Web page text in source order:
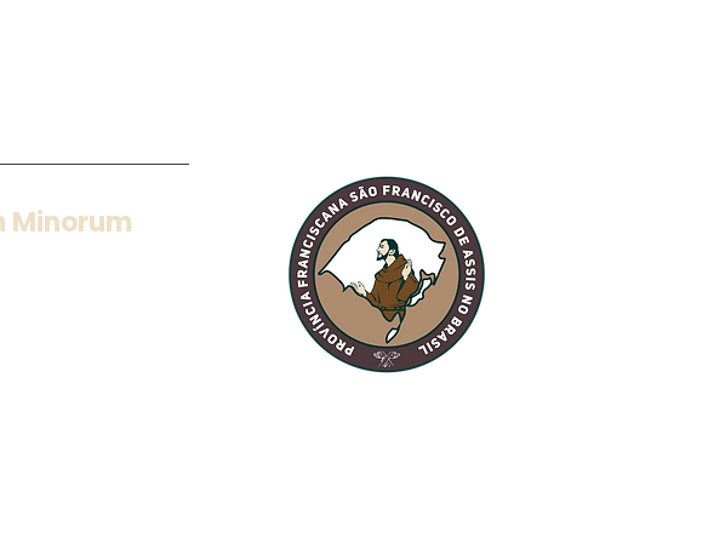
Estrela: Fraternidade
Irmão Sol recebe a visita
do TAU Peregrino
Minorum